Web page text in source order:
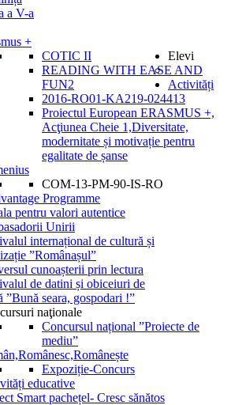
a V-a
+
COTIC II
READING WITH EASE AND
FUN2
2016-RO01-KA219-024413
Proiectul European ERASMUS +,
Acţiunea Cheie 1,Diversitate,
modernitate și motivație pentru
egalitate de șanse
COM-13-PM-90-IS-RO
Programme
pentru valori autentice
Unirii
internațional de cultură și
”Românașul”
cunoașterii prin lectura
de datini și obiceiuri de
”Bună seara, gospodari !”
naţionale
Concursul național ”Proiecte de
mediu”
Expoziție-Concurs
educative
Smart pachețel- Cresc sănătos
Elevi
Activități